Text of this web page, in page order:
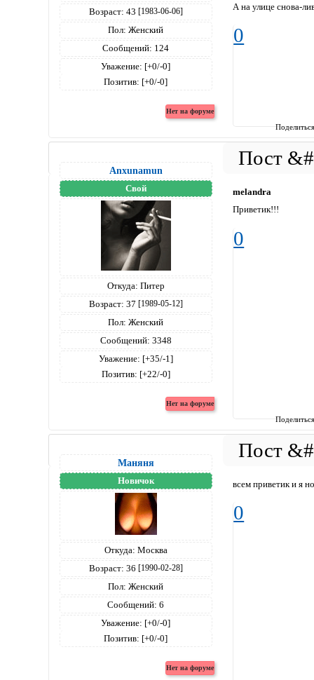
Возраст: 43 [1983-06-06]
Пол: Женский
Сообщений: 124
Уважение: [+0/-0]
Позитив: [+0/-0]
А на улице снова-
0
Anxunamun
Свой
Откуда: Питер
Возраст: 37 [1989-05-12]
Пол: Женский
Сообщений: 3348
Уважение: [+35/-1]
Позитив: [+22/-0]
melandra
Приветик!!!
0
Маняня
Новичок
Откуда: Москва
Возраст: 36 [1990-02-28]
Пол: Женский
Сообщений: 6
Уважение: [+0/-0]
Позитив: [+0/-0]
всем приветик и я
0